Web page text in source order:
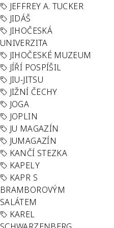
JEFFREY A. TUCKER
JIDÁŠ
JIHOČESKÁ
UNIVERZITA
JIHOČESKÉ MUZEUM
JÍŘÍ POSPÍŠIL
JIU-JITSU
JIŽNÍ ČECHY
JOGA
JOPLIN
JU MAGAZÍN
JUMAGAZÍN
KANČÍ STEZKA
KAPELY
KAPR S
BRAMBOROVÝM
SALÁTEM
KAREL